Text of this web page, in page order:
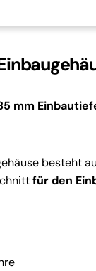
mm
besteht
für den